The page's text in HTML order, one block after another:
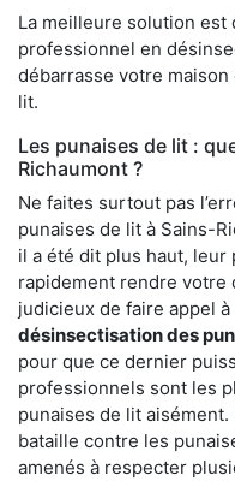
La meilleure solution est
professionnel en
débarrasse votre
lit.
Les punaises de lit :
Richaumont ?
Ne faites surtout pas
punaises de lit à Sains-
il a été dit plus haut,
rapidement rendre votre
judicieux de faire appel à
désinsectisation des
pour que ce dernier
professionnels sont les
punaises de lit
bataille contre les
amenés à respecter